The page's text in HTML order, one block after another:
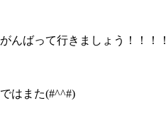
がんばって行きましょう！！！！
ではまた(#^^#)